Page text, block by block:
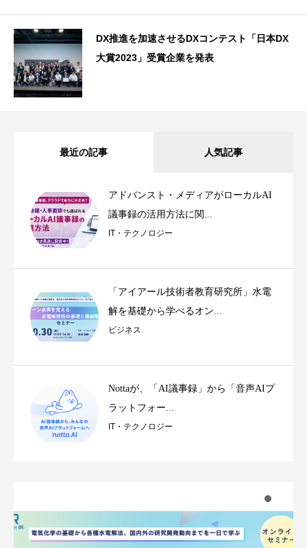
DX推進を加速させるDXコンテスト「日本DX
大賞2023」受賞企業を発表
最近の記事 人気記事
アドバンスト・メディアがローカルAI
議事録の活用方法に関...
IT・テクノロジー
「アイアール技術者教育研究所」水電
解を基礎から学べるオン...
ビジネス
Nottaが、「AI議事録」から「音声AIプ
ラットフォー...
IT・テクノロジー